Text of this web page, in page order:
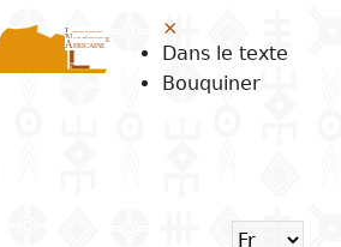
Librairie
Numérique
Africaine
×
Dans le texte
Bouquiner